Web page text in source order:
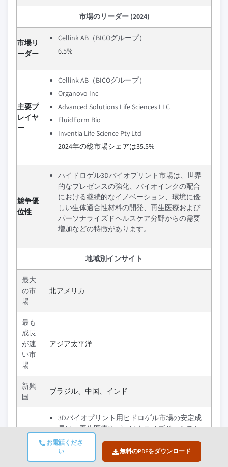
お電話くださ
い
無料のPDFをダウンロード
市場のリーダー (2024)
市場リ
ーダー
Cellink AB（BICOグループ）
6.5%
主要プ
レイヤ
ー
Cellink AB（BICOグループ）
Organovo Inc
Advanced Solutions Life Sciences LLC
FluidForm Bio
Inventia Life Science Pty Ltd
2024年の総市場シェアは35.5%
競争優
位性
ハイドロゲル3Dバイオプリント市場は、世界
的なプレゼンスの強化、バイオインクの配合
における継続的なイノベーション、環境に優
しい生体適合性材料の開発、再生医療および
パーソナライズドヘルスケア分野からの需要
増加などの特徴があります。
地域別インサイト
最大
の市
場
北アメリカ
最も
成長
が速
い市
場
アジア太平洋
新興
国
ブラジル、中国、インド
の展
3Dバイオプリント用ヒドロゲル市場の安定成
長は、再生医療やパーソナライズドヘルスケ
アの採用拡大によって推進されており、安全
性と有効性を確保する進化する規制によって
支えられています。持続可能性のトレンド